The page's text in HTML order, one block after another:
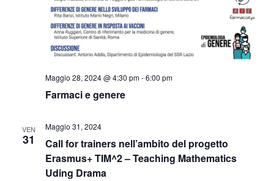
Farmaci e genere
Maggio 28, 2024 @ 4:30 pm-6:00 pm
VEN
31
Call for trainers nell’ambito del progetto
Erasmus+ TIM^2 – Teaching Mathematics
Uding Drama
Maggio 31, 2024